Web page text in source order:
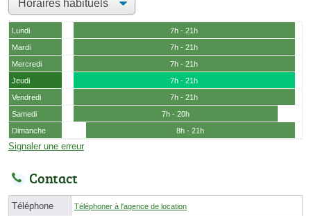
Lundi
7h - 21h
Mardi
7h - 21h
Mercredi
7h - 21h
Jeudi
7h - 21h
Vendredi
7h - 21h
Samedi
7h - 20h
Dimanche
8h - 21h
Signaler une erreur
Contact
Téléphone Téléphoner à l'agence de location